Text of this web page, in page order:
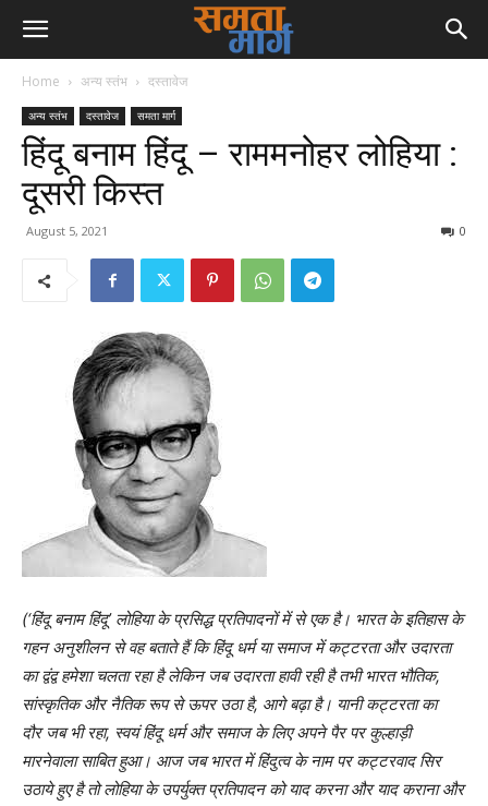
Home अन्य स्तंभ दस्तावेज
अन्य स्तंभ दस्तावेज समता मार्ग
हिंदू बनाम हिंदू – राममनोहर लोहिया :
दूसरी किस्त
August 5, 2021 0
(‘हिंदू बनाम हिंदू’लोहिया के प्रसिद्ध प्रतिपादनों में से एक है। भारत के इतिहास के
गहन अनुशीलन से वह बताते हैं कि हिंदू धर्म या समाज में कट्टरता और उदारता
का द्वंद्व हमेशा चलता रहा है लेकिन जब उदारता हावी रही है तभी भारत भौतिक,
सांस्कृतिक और नैतिक रूप से ऊपर उठा है, आगे बढ़ा है। यानी कट्टरता का
दौर जब भी रहा, स्वयं हिंदू धर्म और समाज के लिए अपने पैर पर कुल्हाड़ी
मारनेवाला साबित हुआ। आज जब भारत में हिंदुत्व के नाम पर कट्टरवाद सिर
उठाये हुए है तो लोहिया के उपर्युक्त प्रतिपादन को याद करना और याद कराना और